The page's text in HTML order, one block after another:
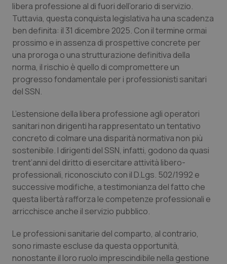
Abruzzo
Basilicata
Calabria
Campania
Emilia-Romagna
Friuli Venezia Giulia
Lazio
Liguria
Marche
QS Pro Gold
Artrite & artrosi
Asma & BPCO
Car-T
Colesterolo & coronaropatie
Dermatite Atopica
Diabete & glucometri
Disturbi dell’umore
Donna & Salute
QS Club Newsletter
libera professione al di fuori dell’orario di servizio.
Tuttavia, questa conquista legislativa ha una scadenza
ben definita: il 31 dicembre 2025. Con il termine ormai
prossimo e in assenza di prospettive concrete per
una proroga o una strutturazione definitiva della
norma, il rischio è quello di compromettere un
progresso fondamentale per i professionisti sanitari
del SSN.
L’estensione della libera professione agli operatori
sanitari non dirigenti ha rappresentato un tentativo
concreto di colmare una disparità normativa non più
sostenibile. I dirigenti del SSN, infatti, godono da quasi
trent’anni del diritto di esercitare attività libero-
professionali, riconosciuto con il D.Lgs. 502/1992 e
successive modifiche, a testimonianza del fatto che
questa libertà rafforza le competenze professionali e
arricchisce anche il servizio pubblico.
Le professioni sanitarie del comparto, al contrario,
sono rimaste escluse da questa opportunità,
nonostante il loro ruolo imprescindibile nella gestione